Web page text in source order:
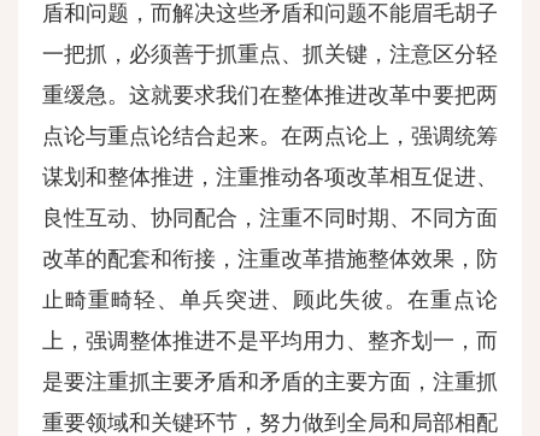
盾和问题，而解决这些矛盾和问题不能眉毛胡子
一把抓，必须善于抓重点、抓关键，注意区分轻
重缓急。这就要求我们在整体推进改革中要把两
点论与重点论结合起来。在两点论上，强调统筹
谋划和整体推进，注重推动各项改革相互促进、
良性互动、协同配合，注重不同时期、不同方面
改革的配套和衔接，注重改革措施整体效果，防
止畸重畸轻、单兵突进、顾此失彼。在重点论
上，强调整体推进不是平均用力、整齐划一，而
是要注重抓主要矛盾和矛盾的主要方面，注重抓
重要领域和关键环节，努力做到全局和局部相配